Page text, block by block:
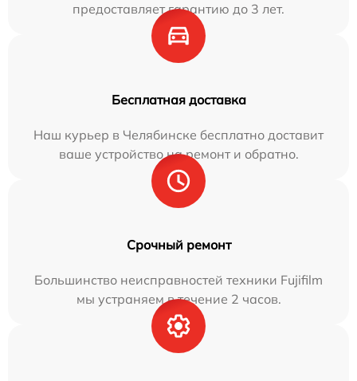
предоставляет гарантию до 3 лет.
Бесплатная доставка
Наш курьер в Челябинске бесплатно доставит
ваше устройство на ремонт и обратно.
Срочный ремонт
Большинство неисправностей техники Fujifilm
мы устраняем в течение 2 часов.